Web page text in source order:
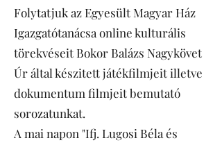
Folytatjuk az Egyesült Magyar Ház
Igazgatótanácsa online kulturális
törekvéseit Bokor Balázs Nagykövet
Úr által készitett játékfilmjeit illetve
dokumentum filmjeit bemutató
sorozatunkat.
A mai napon "Ifj. Lugosi Béla és